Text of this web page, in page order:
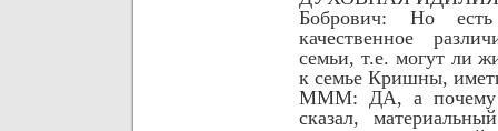
Бобрович: Но
качественное
семьи, т.е. могут ли
к семье Кришны,
МММ: ДА, а почему
сказал,